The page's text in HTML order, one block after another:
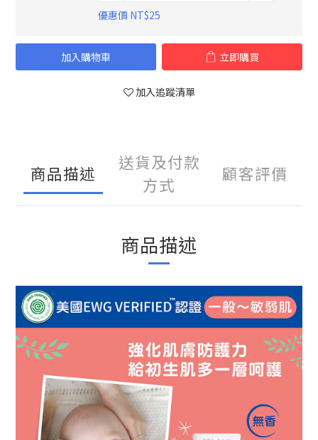
優惠價 NT$25
加入購物車 立即購買
加入追蹤清單
商品描述
送貨及付款
方式
顧客評價
商品描述